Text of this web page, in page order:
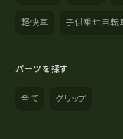
軽快車 子供乗せ自転
パーツを探す
全て グリップ